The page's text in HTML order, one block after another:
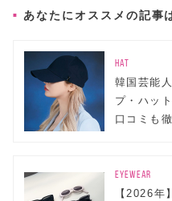
あなたにオススメの記事
HAT
韓国芸能
プ・ハッ
口コミも
EYEWEAR
【2026年